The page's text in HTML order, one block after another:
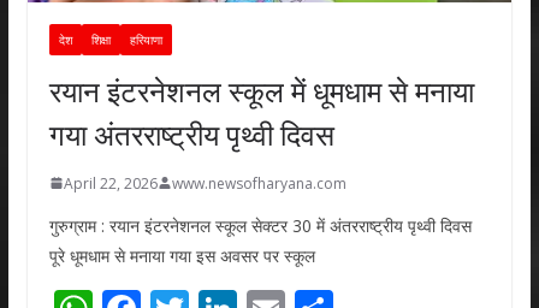
देश शिक्षा हरियाणा
रयान इंटरनेशनल स्कूल में धूमधाम से मनाया
गया अंतरराष्ट्रीय पृथ्वी दिवस
April 22, 2026 www.newsofharyana.com
गुरुग्राम : रयान इंटरनेशनल स्कूल सेक्टर 30 में अंतरराष्ट्रीय पृथ्वी दिवस
पूरे धूमधाम से मनाया गया इस अवसर पर स्कूल